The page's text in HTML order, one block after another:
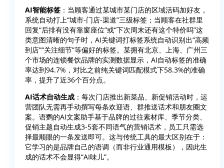
AI智能标签 ：当顾客通过某城市某门店的区域活码加好友，
系统自动打上“城市-门店-渠道”三级标签；当顾客在社群里
回复“后排有没有靠窗座位”或“下次周末还有这个特价吗”这
类意图清晰的句子时，AI关键词打标签系统自动识别出“高频
到店”“关注细节”等偏好的标签。某拥有北京、上海、广州三
个市场的连锁餐饮品牌的实测数据显示，AI自动标签的准确
率达到94.7%，对比之前纯关键词匹配模式下58.3%的准确
率，提升了近36个百分点。
AI话术自动生成 ：每次门店推出新菜品、新促销活动时，运
营团队无需再手动撰写每条欢迎语、群推送话术和朋友圈文
案。语鹦的AI文案助手基于品牌的过往素材库、季节分类、
促销主题自动生成3-5套不同语气的营销话术，员工只需选
择最顺眼的一条发送即可。这与传统工具的最大区别在于：
它学习的是品牌自己的语调（而非行业通用模板），因此生
成的话术不会显得“AI味儿”。